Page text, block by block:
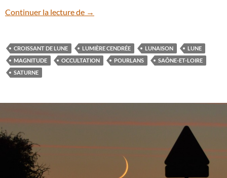
Continuer la lecture de La Lune et Saturne se rapprochent
→
CROISSANT DE LUNE LUMIÈRE CENDRÉE LUNAISON
LUNE
MAGNITUDE
OCCULTATION POURLANS
SAÔNE-ET-LOIRE
SATURNE